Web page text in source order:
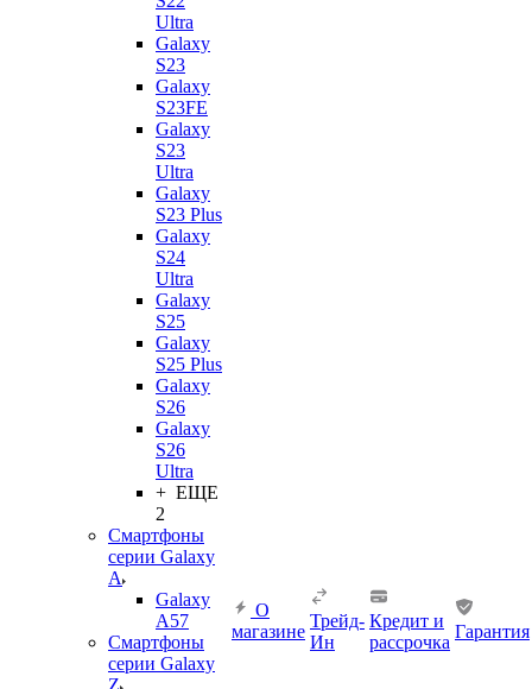
Ultra
Galaxy
S23
Galaxy
S23FE
Galaxy
S23
Ultra
Galaxy
S23 Plus
Galaxy
S24
Ultra
Galaxy
S25
Galaxy
S25 Plus
Galaxy
S26
Galaxy
S26
Ultra
+ ЕЩЕ
2
Смартфоны
серии Galaxy
A
Galaxy
A57
Смартфоны
серии Galaxy
Z
О
магазине
Трейд-
Ин
Кредит и
рассрочка
Гарантия